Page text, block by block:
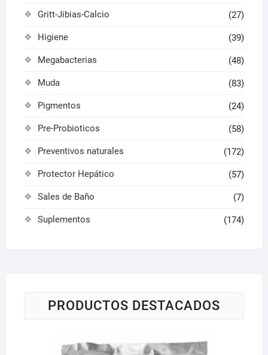
Gritt-Jibias-Calcio (27)
Higiene (39)
Megabacterias (48)
Muda (83)
Pigmentos (24)
Pre-Probioticos (58)
Preventivos naturales (172)
Protector Hepático (57)
Sales de Baño (7)
Suplementos (174)
PRODUCTOS DESTACADOS